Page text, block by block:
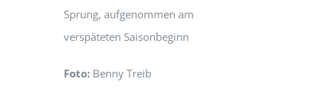
Sprung, aufgenommen am
verspäteten Saisonbeginn
Foto: Benny Treib